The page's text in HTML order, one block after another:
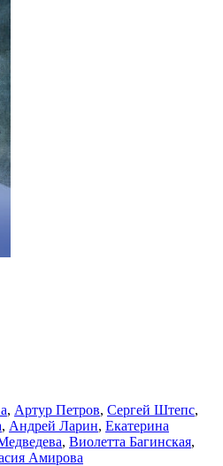
, Артур Петров, Сергей Штепс,
, Андрей Ларин, Екатерина
, Виолетта Багинская,
Амирова